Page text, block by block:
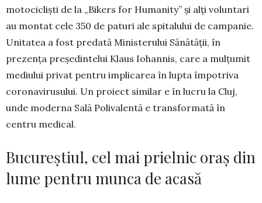
moto­cicliști de la „Bikers for Humanity” și alți volun­tari
au montat cele 350 de paturi ale spitalului de campanie.
Unitatea a fost predată Ministerului Sănătății, în
prezența preșe­dintelui Klaus Iohan­nis, care a mulțumit
mediului privat pentru impli­carea în lupta împotriva
coro­navirusului. Un pro­iect similar e în lucru la Cluj,
unde moderna Sală Polivalentă e transformată în
centru medical.
Bucureștiul, cel mai prielnic oraș din
lume pentru munca de acasă